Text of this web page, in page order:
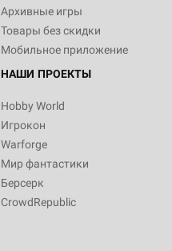
Архивные игры
Товары без скидки
Мобильное приложение
НАШИ ПРОЕКТЫ
Hobby World
Игрокон
Warforge
Мир фантастики
Берсерк
CrowdRepublic